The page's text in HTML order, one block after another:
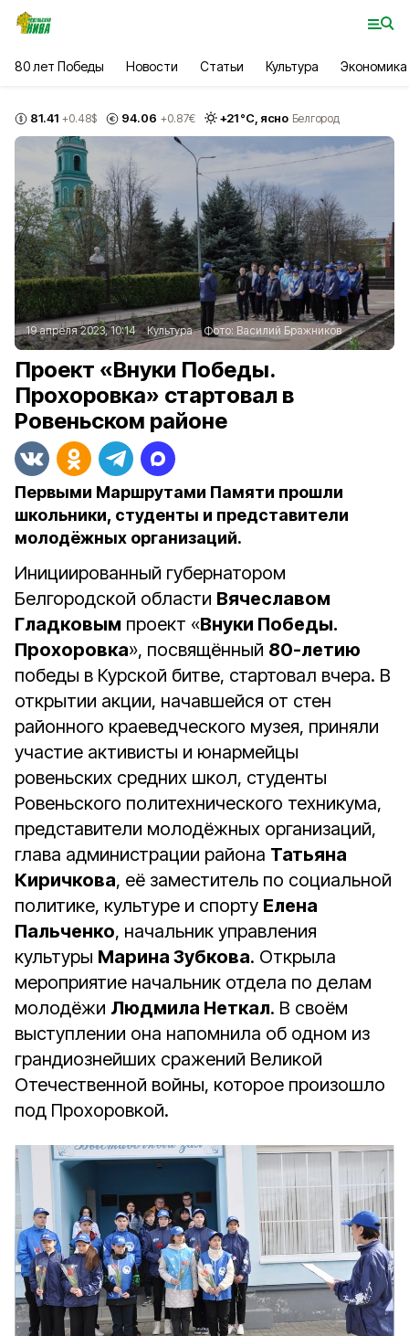
80 лет Победы Новости Статьи Культура Экономика
81.41 +0.48$ 94.06 +0.87€ +21°С, ясно Белгород
19 апреля 2023, 10:14 Культура Фото: Василий Бражников
Проект «Внуки Победы.
Прохоровка» стартовал в
Ровеньском районе
Первыми Маршрутами Памяти прошли
школьники, студенты и представители
молодёжных организаций.
Инициированный губернатором
Белгородской области Вячеславом
Гладковым проект «Внуки Победы.
Прохоровка», посвящённый 80-летию
победы в Курской битве, стартовал вчера. В
открытии акции, начавшейся от стен
районного краеведческого музея, приняли
участие активисты и юнармейцы
ровеньских средних школ, студенты
Ровеньского политехнического техникума,
представители молодёжных организаций,
глава администрации района Татьяна
Киричкова, её заместитель по социальной
политике, культуре и спорту Елена
Пальченко, начальник управления
культуры Марина Зубкова. Открыла
мероприятие начальник отдела по делам
молодёжи Людмила Неткал. В своём
выступлении она напомнила об одном из
грандиознейших сражений Великой
Отечественной войны, которое произошло
под Прохоровкой.